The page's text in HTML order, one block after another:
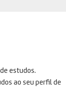
estudos.
ao seu perfil de